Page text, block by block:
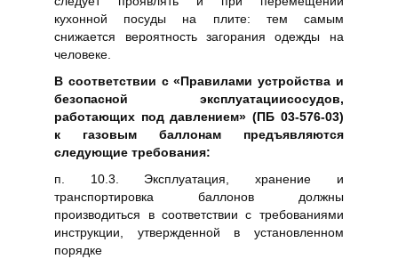
кухонной посуды на плите: тем самым
снижается вероятность загорания одежды на
человеке.
В соответствии с «Правилами устройства и
безопасной эксплуатациисосудов,
работающих под давлением» (ПБ 03-576-03)
к газовым баллонам предъявляются
следующие требования:
п. 10.3. Эксплуатация, хранение и
транспортировка баллонов должны
производиться в соответствии с требованиями
инструкции, утвержденной в установленном
порядке